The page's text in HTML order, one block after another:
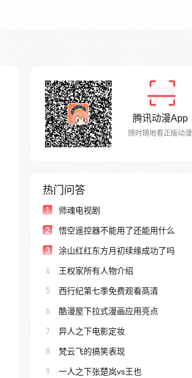
腾讯动漫App
随时随地看正版动漫
热门问答
1 师魂电视剧
2 悟空遥控器不能用了还能用什么
3 涂山红红东方月初续缘成功了吗
4 王权家所有人物介绍
5 西行纪第七季免费观看高清
6 酷漫屋下拉式漫画应用亮点
7 异人之下电影定妆
8 梵云飞的搞笑表现
9 一人之下张楚岚vs王也